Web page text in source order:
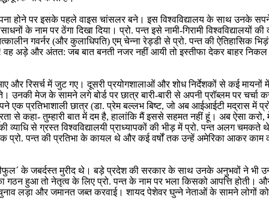
होने पर इसके पहले वाइस चांसलर बने। इस विश्वविद्यालय के साथ उनके
के नाम पर ठेंगा दिखा दिया। प्रो. पन्त इसे नामी-गिरामी
गवर्नर (और कुलाधिपति) एम् चेन्ना रेड्डी से प्रो. पन्त की ऐतिहासिक
अड़े और अंतत: जब बात बनती नजर नहीं आयी तो इस्तीफा देकर बाहर
और रिसर्च में जुट गए। दूसरी प्रयोगशालाओं और शोध निर्देशकों से कई
मेज के सामने लगे बोर्ड पर छात्र बारी-बारी से अपनी प्रॉब्लम पर
एक प्रतिभाशाली छात्र (डा. प्रेम बल्लभ बिष्ट, जो अब आईआईटी मद्रास में
से कहा- तुम्हारी बात में दम है, हालांकि मैं इससे सहमत नहीं हूं। अब ऐसा
से ग्रस्त विश्वविद्यालयी प्राध्यापकों की भीड़ में प्रो. पन्त अलग
प्रो. पन्त की प्रतिभा के कायल थे और कई वर्षों तक उन्हें अमेरिका आकर
के जबर्दस्त मुरीद थे। बड़े प्रदेश की सरकार के साथ उनके अनुभवों ने भी
हुआ तो नेतृत्व के लिए प्रो. पन्त के नाम पर भला किसको आपत्ति होती।
लड़ा और जमानत जब्त करवाई। शायद पेशेवर घुन्ने नेताओं के सामने लोगों